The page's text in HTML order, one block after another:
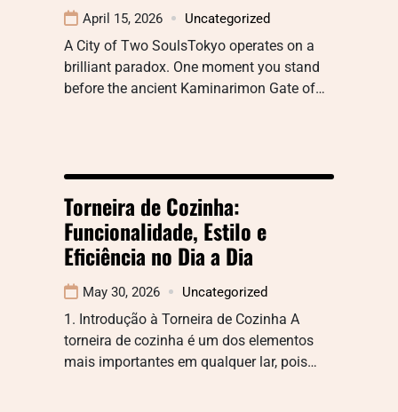
April 15, 2026 Uncategorized
A City of Two SoulsTokyo operates on a
brilliant paradox. One moment you stand
before the ancient Kaminarimon Gate of…
Torneira de Cozinha:
Funcionalidade, Estilo e
Eficiência no Dia a Dia
May 30, 2026 Uncategorized
1. Introdução à Torneira de Cozinha A
torneira de cozinha é um dos elementos
mais importantes em qualquer lar, pois…